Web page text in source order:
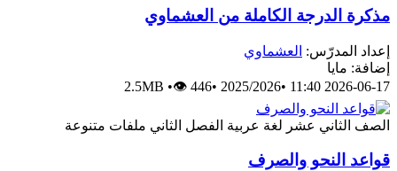
مذكرة الدرجة الكاملة من العشماوي
إعداد المدرّس: العشماوي
إضافة: مايا
2026-06-17 11:40
•
2025/2026
•
2.5MB •👁 446
الصف الثاني عشر لغة عربية الفصل الثاني ملفات متنوعة
قواعد النحو والصرف